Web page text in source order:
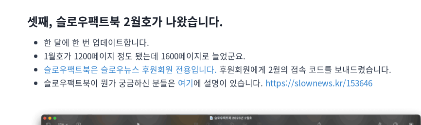
셋째, 슬로우팩트북 2월호가 나왔습니다.
한 달에 한 번 업데이트합니다.
1월호가 1200페이지 정도 됐는데 1600페이지로 늘었군요.
슬로우팩트북은 슬로우뉴스 후원회원 전용입니다. 후원회원에게 2월의 접속 코드를 보내드렸습니다.
슬로우팩트북이 뭔가 궁금하신 분들은 여기에 설명이 있습니다. https://slownews.kr/153646